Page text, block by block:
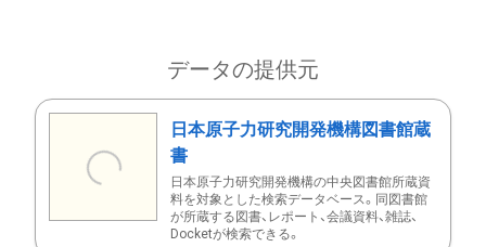
データの提供元
日本原子力研究開発機構図書館蔵
書
日本原子力研究開発機構の中央図書館所蔵資
料を対象とした検索データベース。同図書館
が所蔵する図書、レポート、会議資料、雑誌、
Docketが検索できる。